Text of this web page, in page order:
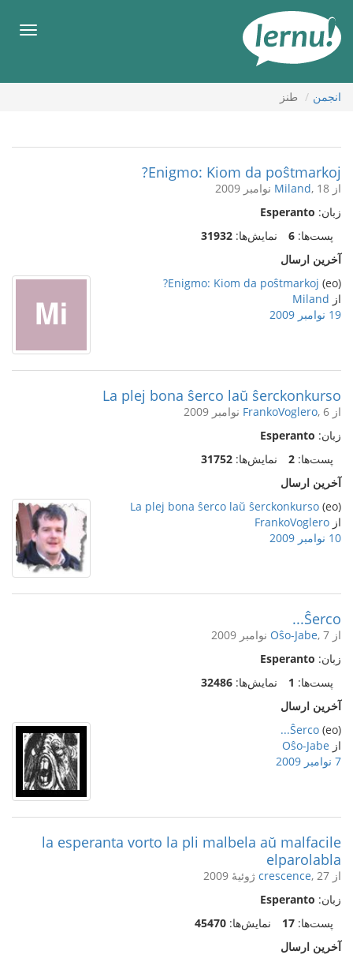
محتوا
انجمن طنز
Enigmo: Kiom da poŝtmarkoj?
از Miland, 18 نوامبر 2009
زبان: Esperanto
پست‌ها: 6 نمایش‌ها: 31932
آخرین ارسال
(eo)
Enigmo: Kiom da poŝtmarkoj?
از Miland
19 نوامبر 2009
La plej bona ŝerco laŭ ŝerckonkurso
از FrankoVoglero, 6 نوامبر 2009
زبان: Esperanto
پست‌ها: 2 نمایش‌ها: 31752
آخرین ارسال
(eo)
La plej bona ŝerco laŭ ŝerckonkurso
از FrankoVoglero
10 نوامبر 2009
Ŝerco...
از Oŝo-Jabe, 7 نوامبر 2009
زبان: Esperanto
پست‌ها: 1 نمایش‌ها: 32486
آخرین ارسال
(eo)
Ŝerco...
از Oŝo-Jabe
7 نوامبر 2009
la esperanta vorto la pli malbela aŭ malfacile
elparolabla
از crescence, 27 ژوئیهٔ 2009
زبان: Esperanto
پست‌ها: 17 نمایش‌ها: 45470
آخرین ارسال